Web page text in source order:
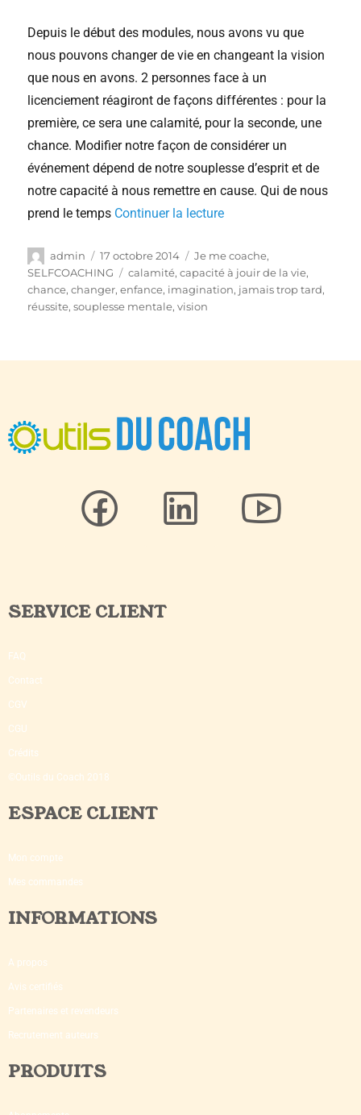
Depuis le début des modules, nous avons vu que
nous pouvons changer de vie en changeant la vision
que nous en avons. 2 personnes face à un
licenciement réagiront de façons différentes : pour la
première, ce sera une calamité, pour la seconde, une
chance. Modifier notre façon de considérer un
événement dépend de notre souplesse d’esprit et de
notre capacité à nous remettre en cause. Qui de nous
prend le temps Continuer la lecture
admin 17 octobre 2014 Je me coache,
SELFCOACHING
calamité,capacité à jouir de la vie,
chance,changer,enfance, imagination, jamais trop tard,
réussite,souplesse mentale,vision
SERVICE CLIENT
FAQ
Contact
CGV
CGU
Crédits
©Outils du Coach 2018
ESPACE CLIENT
Mon compte
Mes commandes
INFORMATIONS
A propos
Avis certifiés
Partenaires et revendeurs
Recrutement auteurs
PRODUITS